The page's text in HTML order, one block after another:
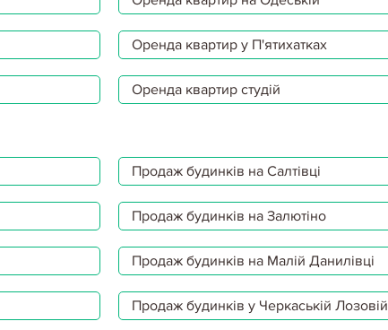
Оренда квартир у П'ятихатках
Оренда квартир студій
Продаж будинків на Салтівці
Продаж будинків на Залютіно
Продаж будинків на Малій Данилівці
Продаж будинків у Черкаській Лозовій